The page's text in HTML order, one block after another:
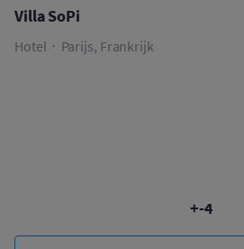
Villa SoPi
Hotel Parijs, Frankrijk
+-4